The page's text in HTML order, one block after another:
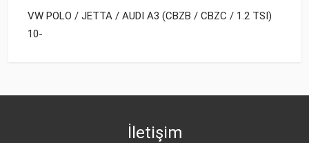
VW POLO / JETTA / AUDI A3 (CBZB / CBZC / 1.2 TSI)
10-
VW
İletişim